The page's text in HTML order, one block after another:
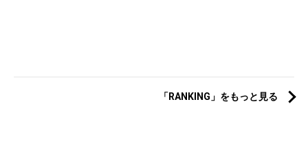
「RANKING」をもっと見る